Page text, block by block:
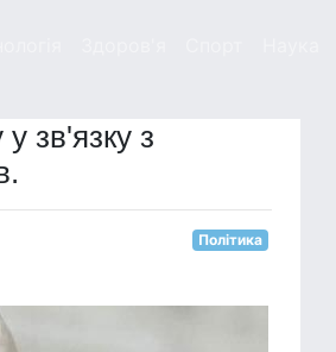
зв'язку з
Політика